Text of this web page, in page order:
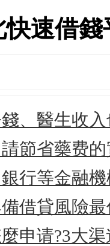
快速借
、醫生收
節省藥费
行等金融
借貸風險
申请?3大